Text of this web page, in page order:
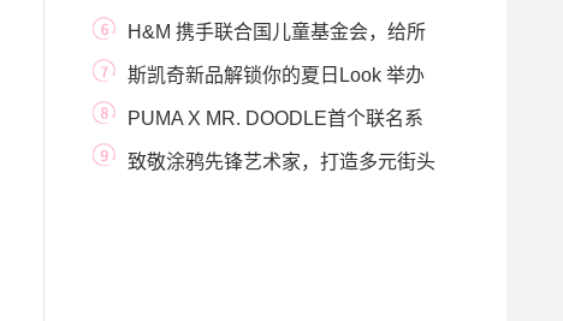
博览会H&M 携手联合国儿童基金会，给所
有孩子一样的
斯凯奇新品解锁你的夏日Look 举办
丛林限定派对
PUMA X MR. DOODLE首个联名系
列即将释出 妙想天开，
致敬涂鸦先锋艺术家，打造多元街头